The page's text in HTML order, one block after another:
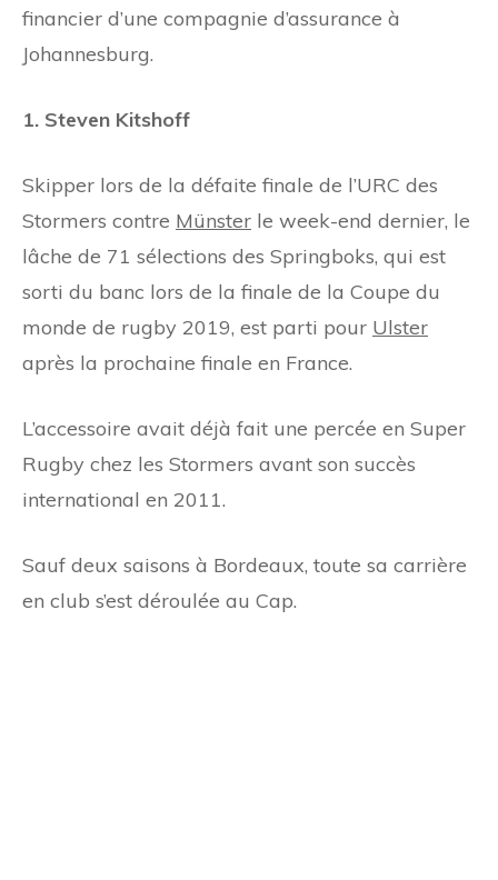
financier d’une compagnie d’assurance à
Johannesburg.
1. Steven Kitshoff
Skipper lors de la défaite finale de l’URC des
Stormers contre Münster le week-end dernier, le
lâche de 71 sélections des Springboks, qui est
sorti du banc lors de la finale de la Coupe du
monde de rugby 2019, est parti pour Ulster
après la prochaine finale en France.
L’accessoire avait déjà fait une percée en Super
Rugby chez les Stormers avant son succès
international en 2011.
Sauf deux saisons à Bordeaux, toute sa carrière
en club s’est déroulée au Cap.